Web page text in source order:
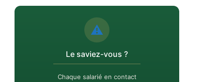
⚠️
Le saviez-vous ?
Chaque salarié en contact